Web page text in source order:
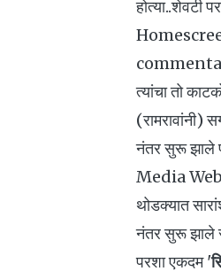
Homescreen
त्यांचा तो
(रामरावांनी)
नंतर सुरू झाले
Media
थोडक्यात
नंतर सुरू झाले
परशा एकदम '